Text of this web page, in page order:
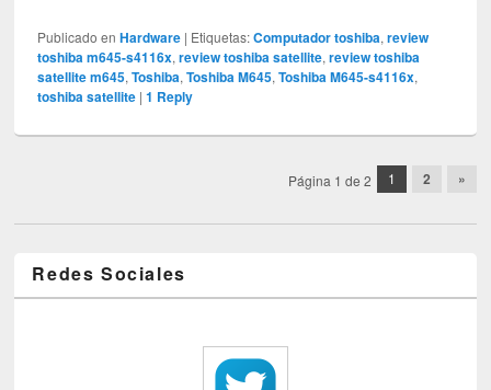
Publicado en Hardware | Etiquetas: Computador toshiba,review
toshiba m645-s4116x,review toshiba satellite,review toshiba
satellite m645,Toshiba,Toshiba M645,Toshiba M645-s4116x,
toshiba satellite |1 Reply
Página 1 de 2 1 2 »
Redes Sociales